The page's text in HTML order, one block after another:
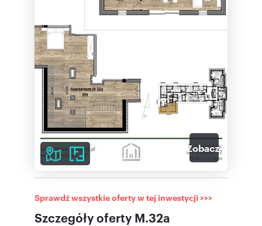
Zobacz galerię
Szczegóły oferty M.32a
Sprawdź wszystkie oferty w tej inwestycji >>>